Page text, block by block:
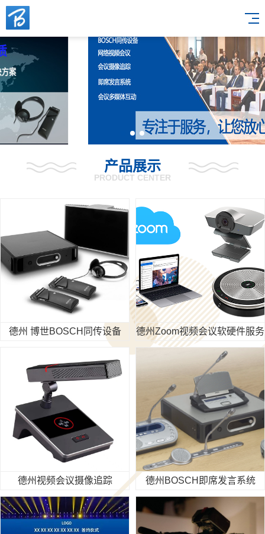
产品展示
PRODUCT CENTER
德州 博世BOSCH同传设备 德州Zoom视频会议软硬件服务
德州视频会议摄像追踪 德州BOSCH即席发言系统